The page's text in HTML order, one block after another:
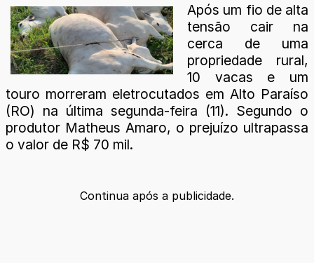
Após um fio de alta
tensão cair na
cerca de uma
propriedade rural,
10 vacas e um
touro morreram eletrocutados em Alto Paraíso
(RO) na última segunda-feira (11). Segundo o
produtor Matheus Amaro, o prejuízo ultrapassa
o valor de R$ 70 mil.
Continua após a publicidade.